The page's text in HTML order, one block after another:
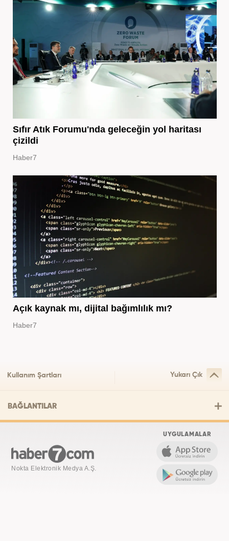
Sıfır Atık Forumu'nda geleceğin yol haritası
çizildi
Haber7
Açık kaynak mı, dijital bağımlılık mı?
Haber7
Kullanım Şartları Yukarı Çık
BAĞLANTILAR
Nokta Elektronik Medya A.Ş.
UYGULAMALAR